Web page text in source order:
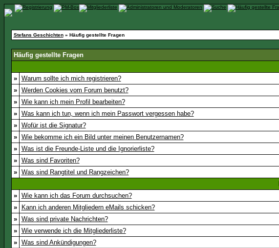
Stefans Geschichten» Häufig gestellte Fragen
Häufig gestellte Fragen
»
Warum sollte ich mich registrieren?
»
Werden Cookies vom Forum benutzt?
»
Wie kann ich mein Profil bearbeiten?
»
Was kann ich tun, wenn ich mein Passwort vergessen habe?
»
Wofür ist die Signatur?
»
Wie bekomme ich ein Bild unter meinen Benutzernamen?
»
Was ist die Freunde-Liste und die Ignorierliste?
»
Was sind Favoriten?
»
Was sind Rangtitel und Rangzeichen?
»
Wie kann ich das Forum durchsuchen?
»
Kann ich anderen Mitgliedern eMails schicken?
»
Was sind private Nachrichten?
»
Wie verwende ich die Mitgliederliste?
»
Was sind Ankündigungen?